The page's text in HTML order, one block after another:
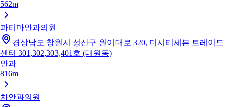
562m
파티마안과의원
경상남도 창원시 성산구 원이대로 320, 더시티세븐 트레이드
센터 301,302,303,401호 (대원동)
안과
816m
차안과의원